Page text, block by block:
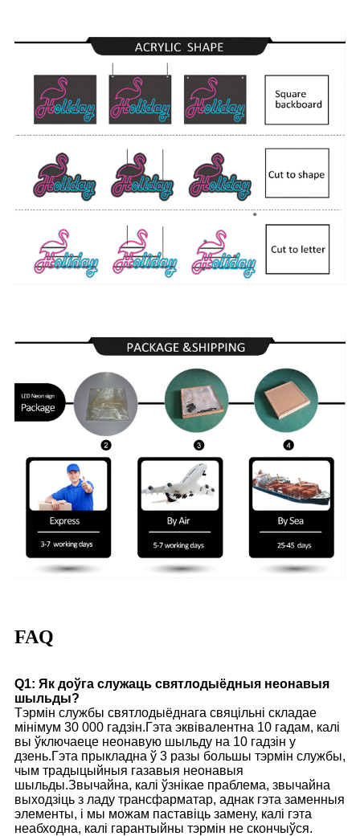
FAQ
Q1: Як доўга служаць святлодыёдныя неонавыя
шыльды?
Тэрмін службы святлодыёднага свяцільні складае
мінімум 30 000 гадзін.Гэта эквівалентна 10 гадам, калі
вы ўключаеце неонавую шыльду на 10 гадзін у
дзень.Гэта прыкладна ў 3 разы большы тэрмін службы,
чым традыцыйныя газавыя неонавыя
шыльды.Звычайна, калі ўзнікае праблема, звычайна
выходзіць з ладу трансфарматар, аднак гэта заменныя
элементы, і мы можам паставіць замену, калі гэта
неабходна, калі гарантыйны тэрмін не скончыўся.